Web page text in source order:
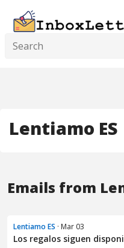
Lentiamo ES
Emails from
Lentiamo ES · Mar 03
Los regalos siguen